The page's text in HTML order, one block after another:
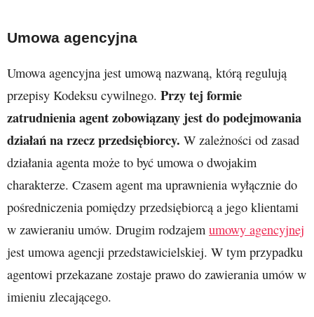
Umowa agencyjna
Umowa agencyjna jest umową nazwaną, którą regulują
przepisy Kodeksu cywilnego. Przy tej formie
zatrudnienia agent zobowiązany jest do podejmowania
działań na rzecz przedsiębiorcy. W zależności od zasad
działania agenta może to być umowa o dwojakim
charakterze. Czasem agent ma uprawnienia wyłącznie do
pośredniczenia pomiędzy przedsiębiorcą a jego klientami
w zawieraniu umów. Drugim rodzajem umowy agencyjnej
jest umowa agencji przedstawicielskiej. W tym przypadku
agentowi przekazane zostaje prawo do zawierania umów w
imieniu zlecającego.